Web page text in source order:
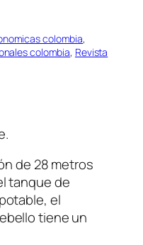
colombia
colombia, Revista
de 28 metros
tanque de
el
tiene un